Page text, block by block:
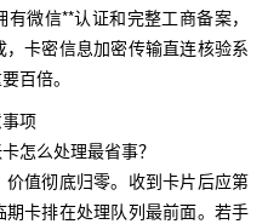
微信**认证和完整工商备案，
卡密信息加密传输直连核验系
百倍。
项
怎么处理最省事？
值彻底归零。收到卡片后应第
卡排在处理队列最前面。若手